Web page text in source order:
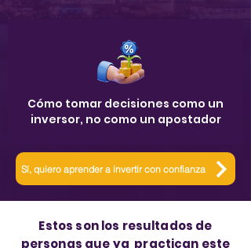
Cómo tomar decisiones como un
inversor, no como un apostador
Sí, quiero aprender a invertir con confianza
Estos son los resultados de
personas que ya practican este